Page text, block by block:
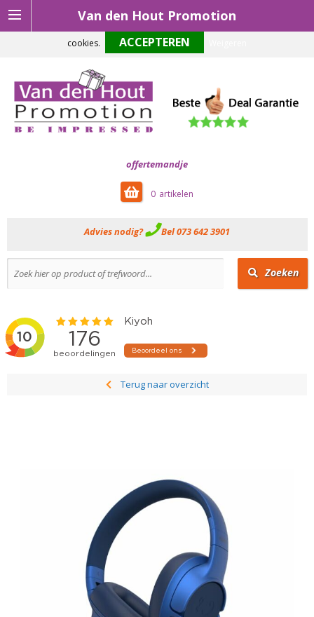
Van den Hout Promotion
offertemandje
0
Advies nodig? Bel 073 642 3901
Zoeken
Terug naar overzicht
Om onze website optimaal te laten functioneren maken wij gebruik van
cookies.